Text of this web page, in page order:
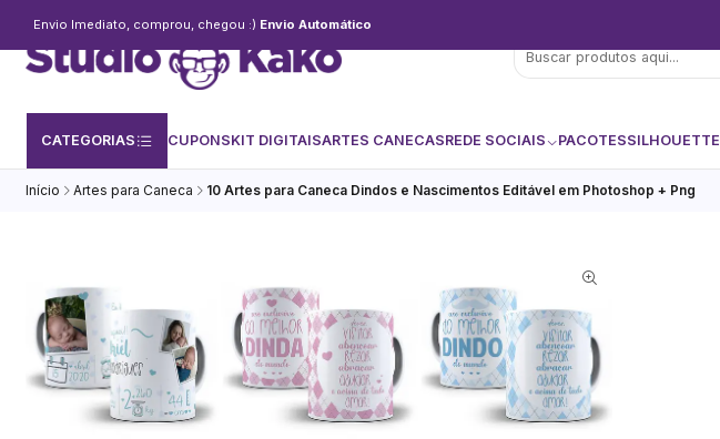
CATEGORIAS CUPONSKIT DIGITAISARTES CANECASREDE SOCIAIS PACOTESSILHOUETTE
Envio Imediato, comprou, chegou :) Envio Automático
Início Artes para Caneca 10 Artes para Caneca Dindos e Nascimentos Editável em Photoshop + Png